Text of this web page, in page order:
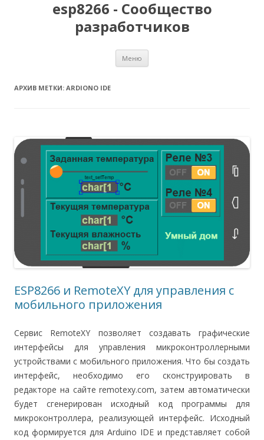
esp8266 - Сообщество
разработчиков
Меню
АРХИВ МЕТКИ: ARDIONO IDE
ESP8266 и RemoteXY для управления с
мобильного приложения
Сервис RemoteXY позволяет создавать графические
интерфейсы для управления микроконтроллерными
устройствами с мобильного приложения. Что бы создать
интерфейс, необходимо его сконструировать в
редакторе на сайте remotexy.com, затем автоматически
будет сгенерирован исходный код программы для
микроконтроллера, реализующей интерфейс. Исходный
код формируется для Arduino IDE и представляет собой